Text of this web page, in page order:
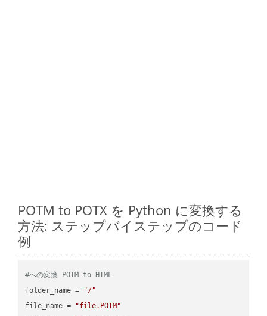
POTM to POTX を Python に変換する
方法: ステップバイステップのコード
例
#への変換 POTM to HTML
folder_name =
"/"
file_name =
"file.POTM"